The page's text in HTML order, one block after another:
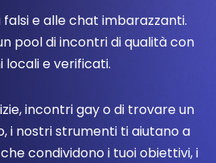
e alle chat imbarazzanti.
pool di incontri di qualità con
locali e verificati.
incontri gay o di trovare un
i nostri strumenti ti aiutano a
condividono i tuoi obiettivi, i